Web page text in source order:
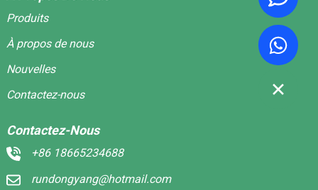
Produits
À propos de nous
Nouvelles
Contactez-nous
Contactez-Nous
+86 18665234688
rundongyang@hotmail.com